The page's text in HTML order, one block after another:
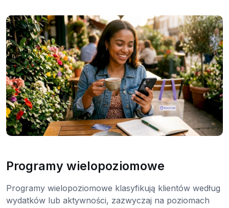
Programy wielopoziomowe
Programy wielopoziomowe klasyfikują klientów według
wydatków lub aktywności, zazwyczaj na poziomach